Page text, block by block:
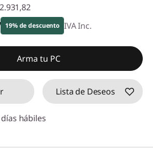
19% de descuento IVA Inc.
(inc IVA) :-$581.957,05
Arma tu PC
Lista de Deseos
hábiles